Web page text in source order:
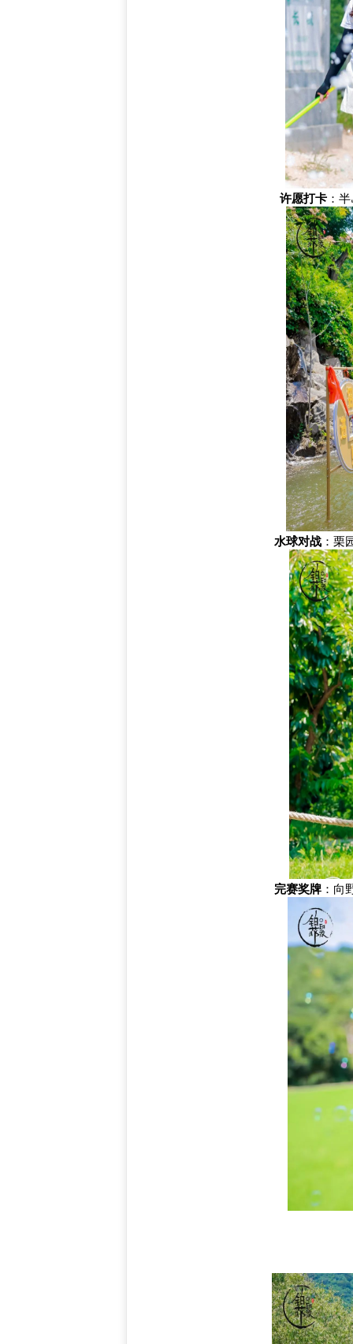
许愿打卡 ：
水球对战：栗
完赛奖牌：向